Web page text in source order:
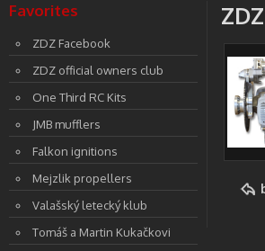
Favorites
ZDZ Facebook
ZDZ official owners club
One Third RC Kits
JMB mufflers
Falkon ignitions
Mejzlik propellers
Valašský letecký klub
Tomáš a Martin Kukačkovi